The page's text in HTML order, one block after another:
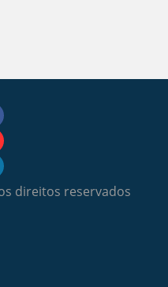
direitos reservados